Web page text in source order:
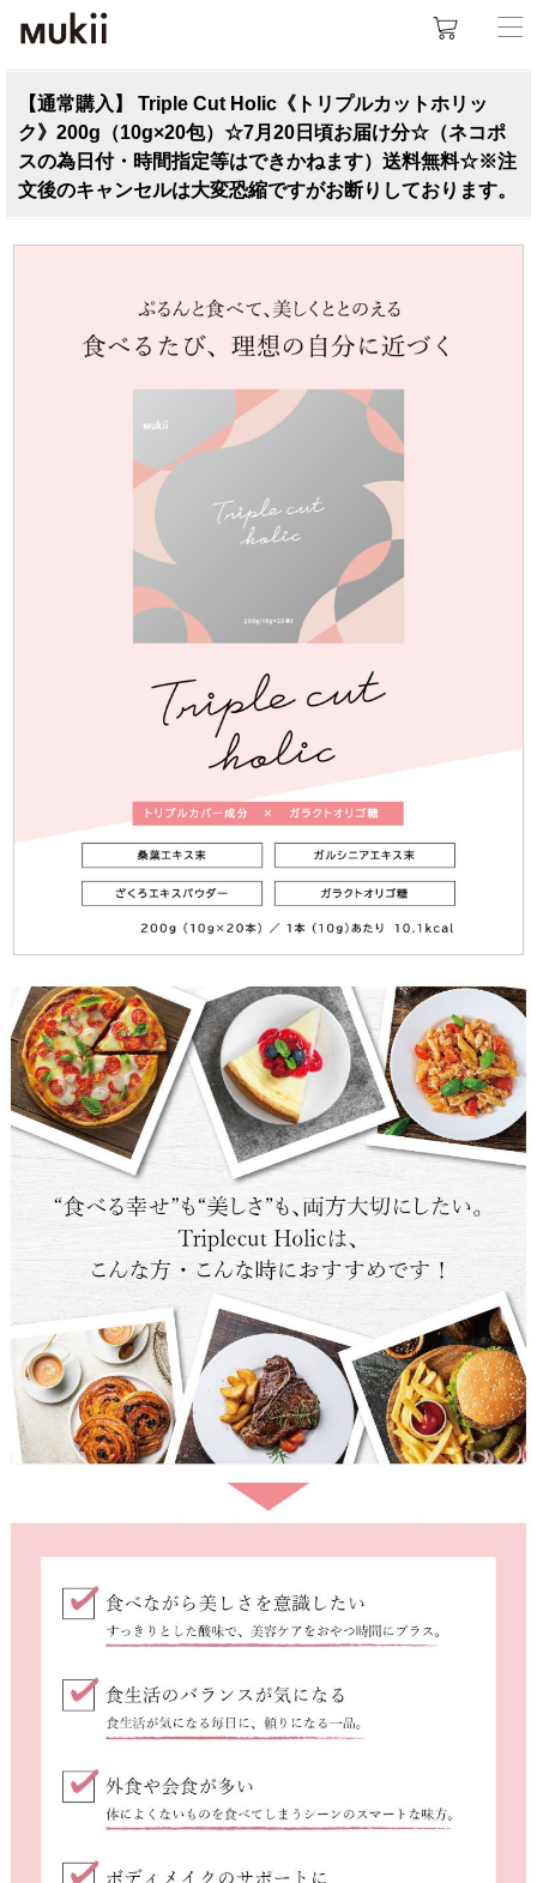
【通常購入】 Triple Cut Holic《トリプルカットホリッ
ク》200g（10g×20包）☆7月20日頃お届け分☆（ネコポ
スの為日付・時間指定等はできかねます）送料無料☆※注
文後のキャンセルは大変恐縮ですがお断りしております。